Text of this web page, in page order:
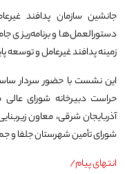
جانشین سازمان پدافند
دستورالعمل‌ها و برنامه‌ریزی
زمینه پدافند غیرعامل و توسعه
این نشست با حضور سردار
حراست دبیرخانه شورای عالی
آذربایجان شرقی، معاون
شورای تأمین شهرستان جلفا و
انتهای پیام/